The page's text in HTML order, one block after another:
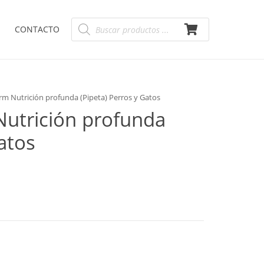
CONTACTO
Búsqueda
de
productos
Nutrición profunda (Pipeta) Perros y Gatos
profunda